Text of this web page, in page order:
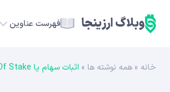
وبلاگ ارزینجا فهرست عناوین
خانه » همه نوشته ها » اثبات سهام یا Proof Of Stake چیست؟